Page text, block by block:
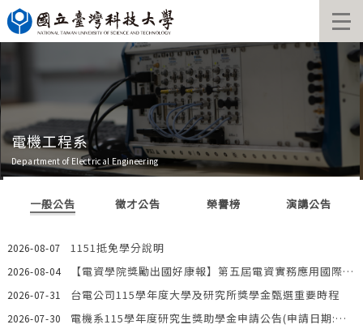
跳
到
主
區
電機工程系
Department of Electrical Engineering
一般公告 徵才公告 榮譽榜 演講公告
2026-08-07 1151抵免學分說明
2026-08-04 【電資學院獎勵出國好康報】第五屆電資實務應用國際研討會——前進韓國釜山大學!!歡迎新生參加見學團!
2026-07-31 台電公司115學年度大學及研究所獎學金甄選重要時程
2026-07-30 電機系115學年度研究生獎助學金申請公告(申請日期:自即日起~115年9月1日(星期二)止)